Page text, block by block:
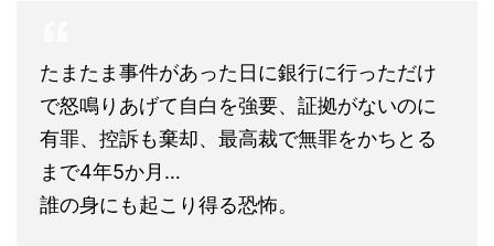
たまたま事件があった日に銀行に行っただけ
で怒鳴りあげて自白を強要、証拠がないのに
有罪、控訴も棄却、最高裁で無罪をかちとる
まで4年5か月…
誰の身にも起こり得る恐怖。